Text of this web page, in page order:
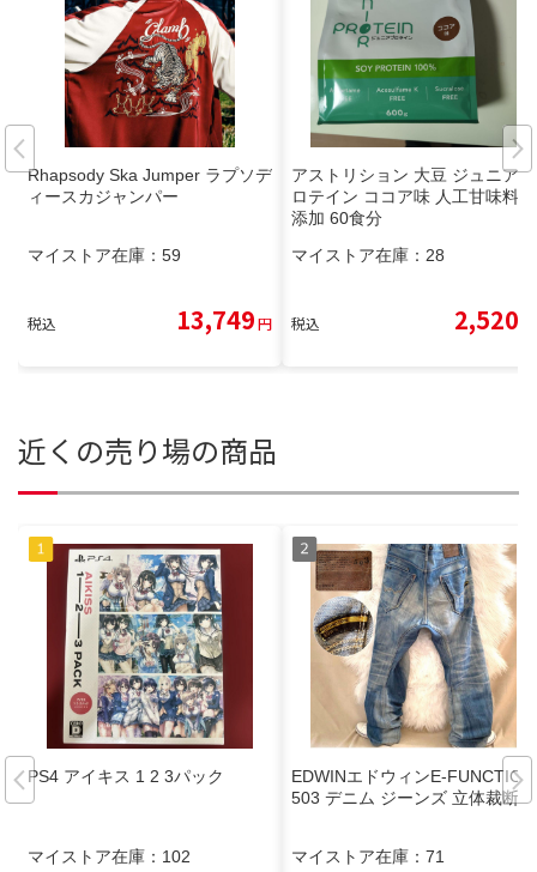
Rhapsody Ska Jumper ラプソデ
ィースカジャンパー
マイストア在庫： 59
税込 13,749円
アストリション 大豆 ジュニアプ
ロテイン ココア味 人工甘味料無
添加 60食分
マイストア在庫： 28
税込 2,520
近くの売り場の商品
PS4 アイキス 1 2 3パック
マイストア在庫： 102
EDWINエドウィンE-FUNCTION
503 デニム ジーンズ 立体裁断
マイストア在庫： 71